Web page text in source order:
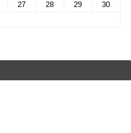
27 28 29
30